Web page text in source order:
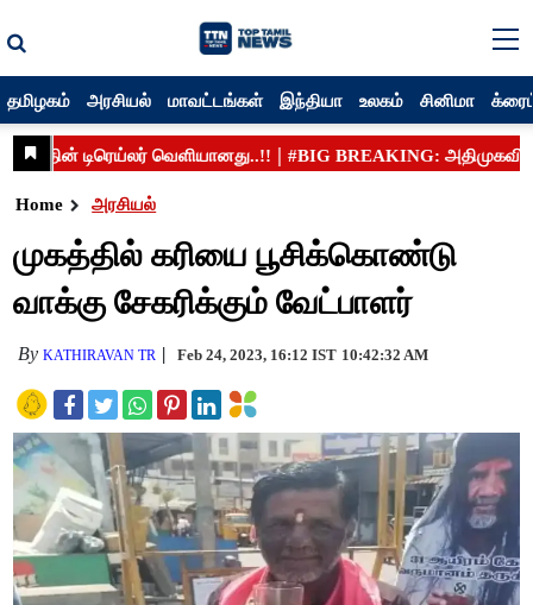
தமிழகம் அரசியல் மாவட்டங்கள் இந்தியா உலகம் சினிமா
Home அரசியல்
முகத்தில் கரியை பூசிக்கொண்டு
வாக்கு சேகரிக்கும் வேட்பாளர்
ByKATHIRAVAN TR Feb 24, 2023, 16:12 IST 10:42:32 AM